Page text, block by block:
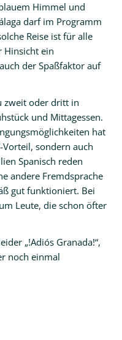
Himmel und
darf im Programm
Reise ist für alle
Hinsicht ein
der Spaßfaktor auf
zweit oder dritt in
und Mittagessen.
hat
Vorteil, sondern auch
Spanisch reden
andere Fremdsprache
gut funktioniert. Bei
Leute, die schon öfter
„!Adiós Granada!“,
noch einmal